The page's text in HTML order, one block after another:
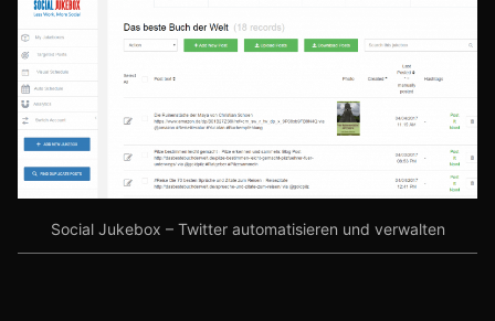
Social Jukebox – Twitter automatisieren und verwalten